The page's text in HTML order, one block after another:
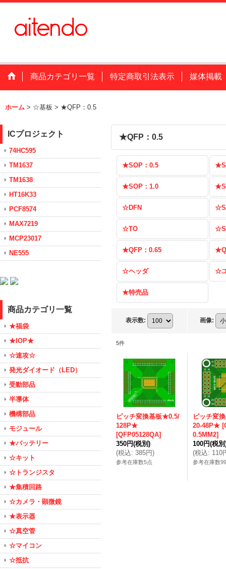
商品カテゴリ一覧 特定商取引法表示 媒体掲載
ホーム > ☆基板 > ★QFP：0.5
ICプロジェクト
74HC595
TM1637
TM1638
HT16K33
PCF8574
MAX7219
MCP23017
NE555
商品カテゴリ一覧
★福袋
★IOP★
☆速攻☆
発光ダイオード（LED）
受動部品
半導体
機構部品
モジュール
★バッテリー
☆キット
☆トランジスタ
★集積回路
☆カメラ・顕微鏡
★表示器
☆真空管
☆マイコン
☆抵抗
★QFP：0.5
★SOP：0.5
★SOP：1.0
☆DFN
☆TO
★QFP：0.65
☆ヘッダ ☆
★特売品
表示数: 画像:
5件
ピッチ変換基板★0.5/
128P★
[QFP05128QA]
350円(税別)
(税込: 385円)
参考在庫数5点
ピッチ変
20-48P★ [
0.5MM2]
100円(税別
(税込: 110
参考在庫数